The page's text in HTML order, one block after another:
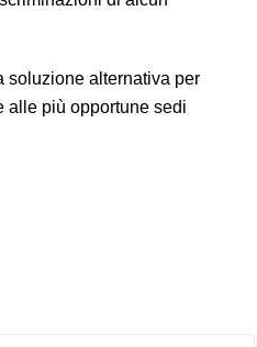
soluzione alternativa per
alle più opportune sedi